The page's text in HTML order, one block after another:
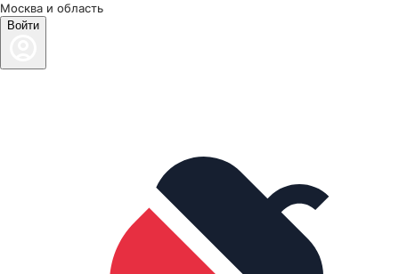
Москва и область
Войти